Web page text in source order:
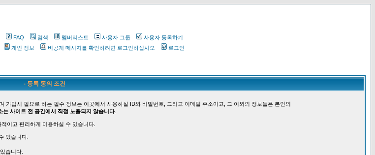
FAQ 검색 멤버리스트 사용자 그룹
사용자 등록하기
개인 정보
비공개 메시지를 확인하려면 로그인하십시오 로그인
- 등록 동의 조건
입시 필요로 하는 필수 정보는 이곳에서 사용하실 ID와 비밀번호, 그리고 이메일 주소이고, 그 이외의 정보들은 본인의
는 사이트 전 공간에서 직접 노출되지 않습니다.
이고 편리하게 이용하실 수 있습니다.
있습니다.
습니다.